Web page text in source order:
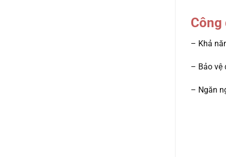
Công
– Khả
– Bảo vệ
– Ngăn